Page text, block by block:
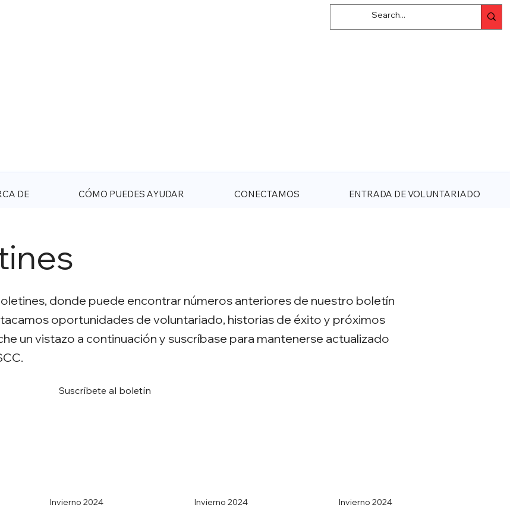
DE CÓMO PUEDES AYUDAR CONECTAMOS ENTRADA DE VOLUNTARIADO
donde puede encontrar números anteriores de nuestro boletín
oportunidades de voluntariado, historias de éxito y próximos
un vistazo a continuación y suscríbase para mantenerse actualizado
Suscríbete al boletín
Invierno 2024 Invierno 2024 Invierno 2024